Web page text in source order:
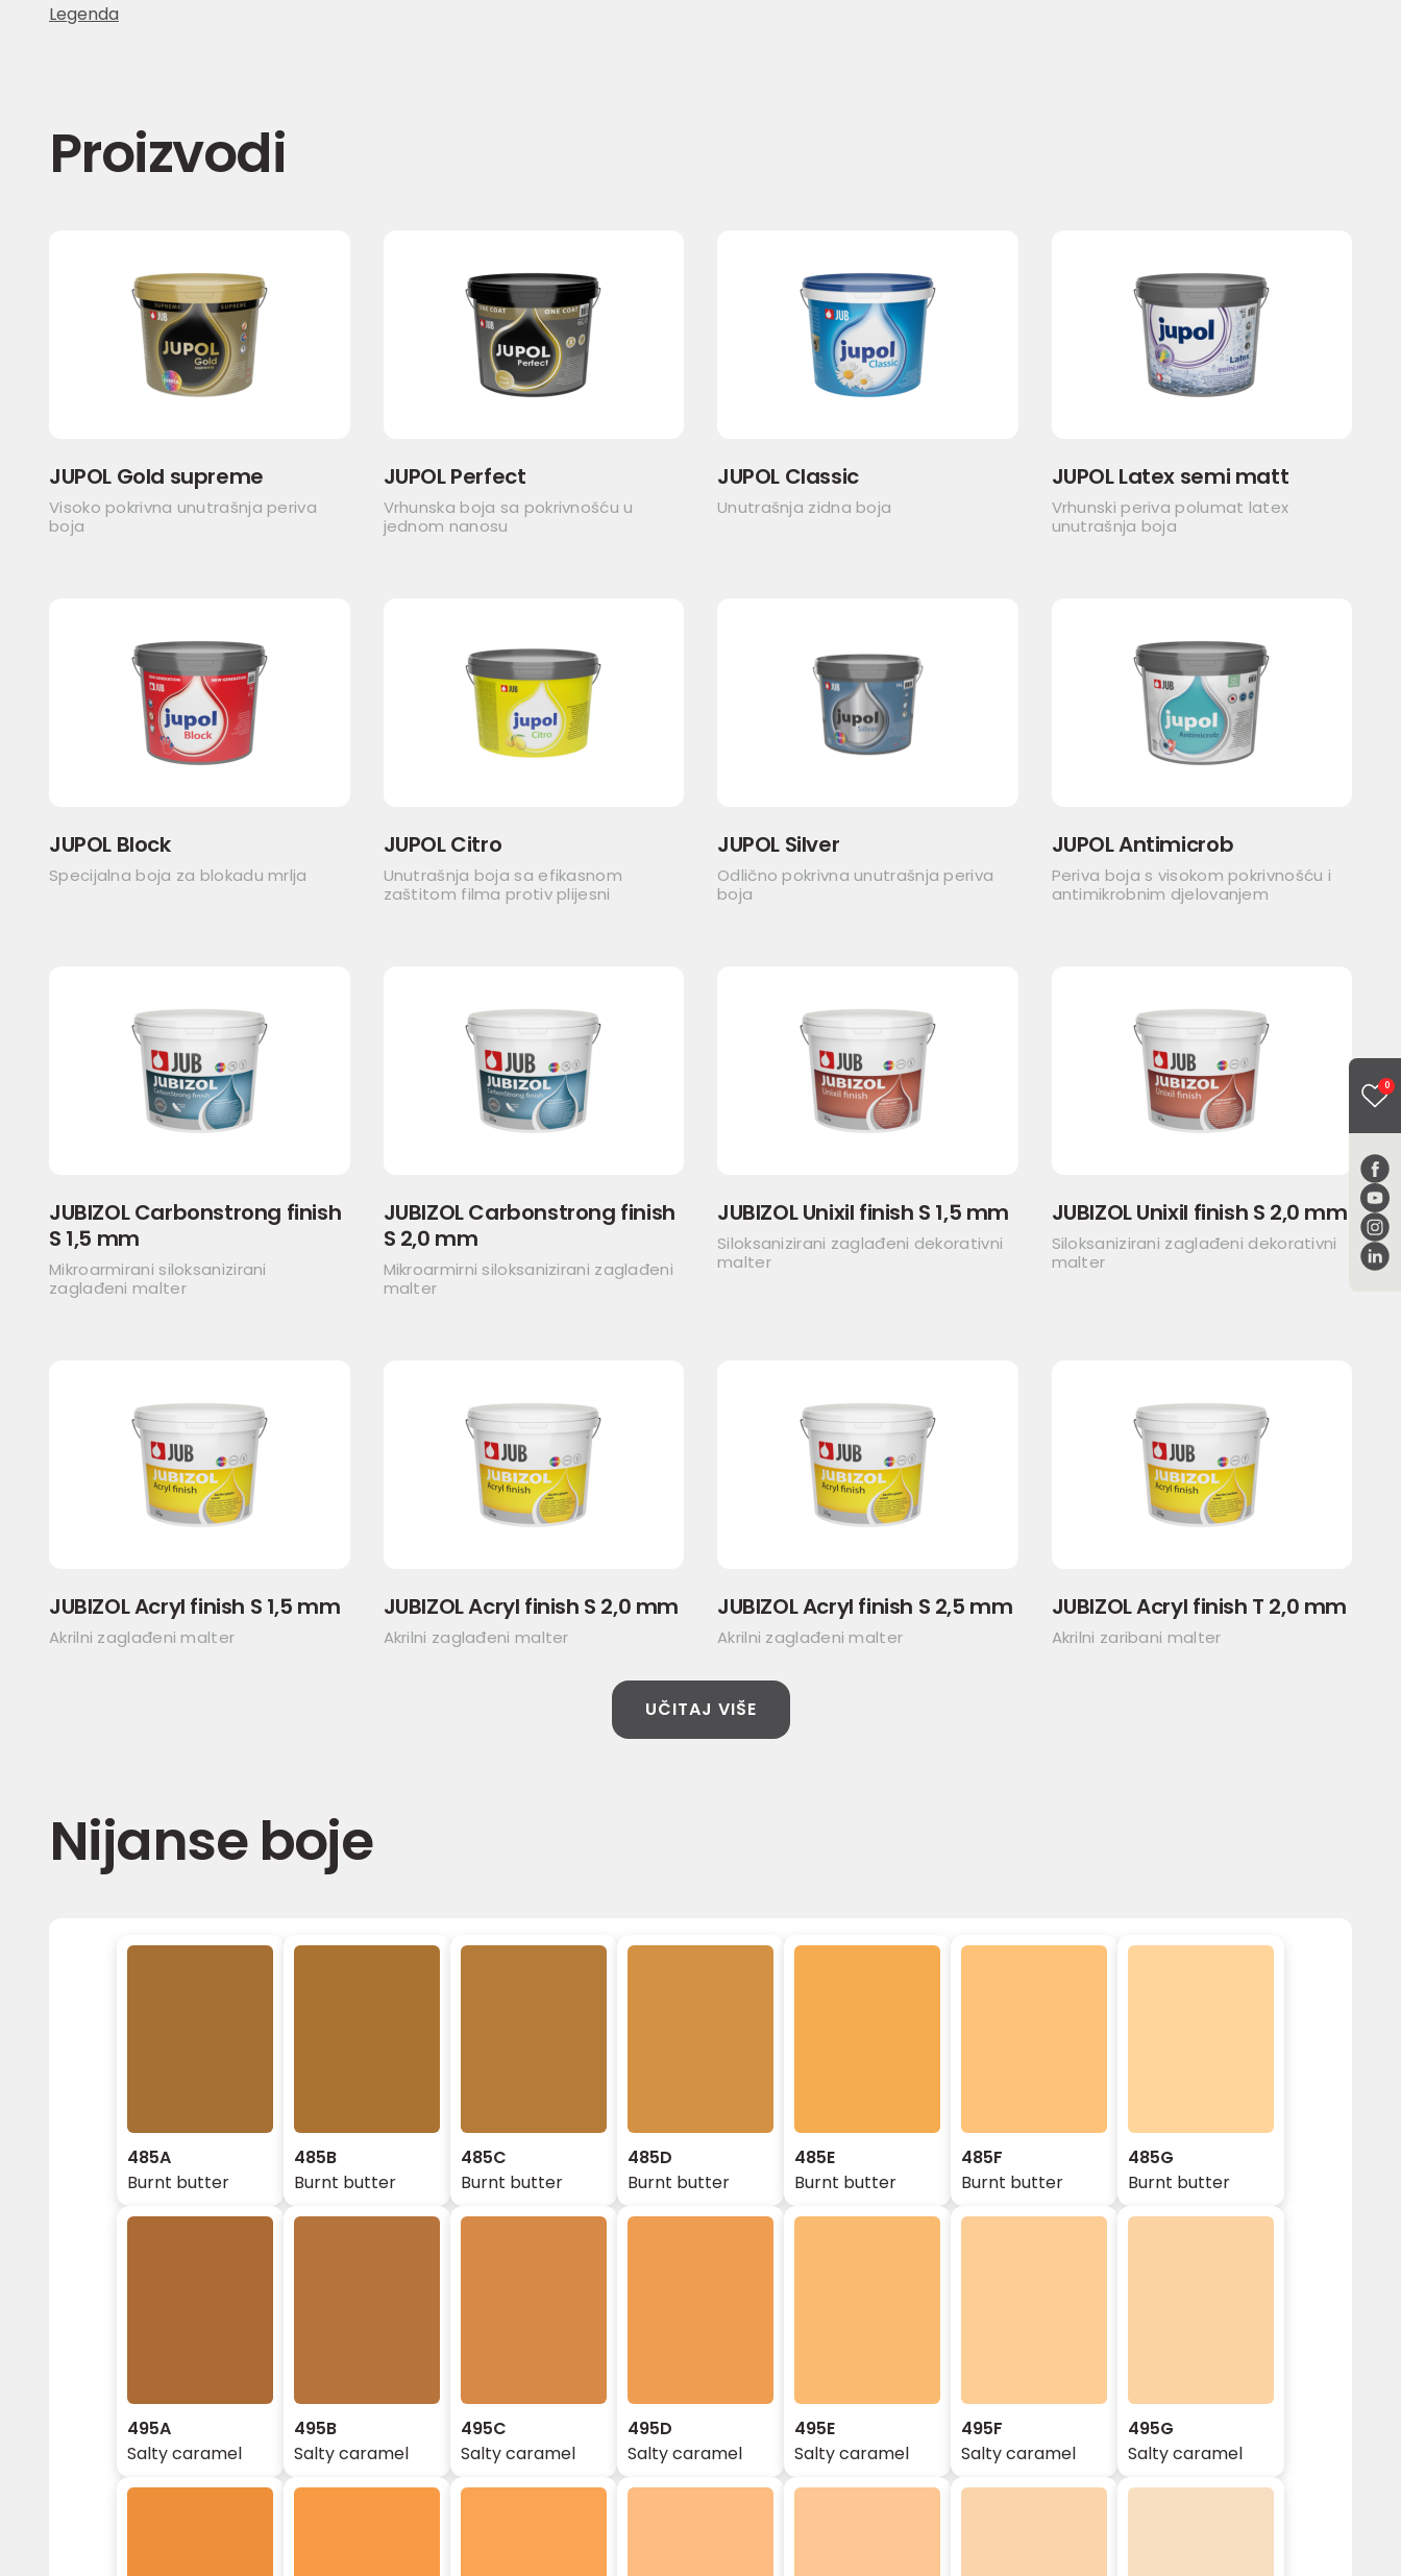
0
Legenda
Proizvodi
JUPOL Gold supreme
Visoko pokrivna unutrašnja periva
boja
JUPOL Perfect
Vrhunska boja sa pokrivnošću u
jednom nanosu
JUPOL Classic
Unutrašnja zidna boja
JUPOL Latex semi matt
Vrhunski periva polumat latex
unutrašnja boja
JUPOL Block
Specijalna boja za blokadu mrlja
JUPOL Citro
Unutrašnja boja sa efikasnom
zaštitom filma protiv plijesni
JUPOL Silver
Odlično pokrivna unutrašnja periva
boja
JUPOL Antimicrob
Periva boja s visokom pokrivnošću i
antimikrobnim djelovanjem
JUBIZOL Carbonstrong finish
S 1,5 mm
Mikroarmirani siloksanizirani
zaglađeni malter
JUBIZOL Carbonstrong finish
S 2,0 mm
Mikroarmirni siloksanizirani zaglađeni
malter
JUBIZOL Unixil finish S 1,5 mm
Siloksanizirani zaglađeni dekorativni
malter
JUBIZOL Unixil finish S 2,0 mm
Siloksanizirani zaglađeni dekorativni
malter
JUBIZOL Acryl finish S 1,5 mm
Akrilni zaglađeni malter
JUBIZOL Acryl finish S 2,0 mm
Akrilni zaglađeni malter
JUBIZOL Acryl finish S 2,5 mm
Akrilni zaglađeni malter
JUBIZOL Acryl finish T 2,0 mm
Akrilni zaribani malter
UČITAJ VIŠE
Nijanse boje
485A
Burnt butter
485B
Burnt butter
485C
Burnt butter
485D
Burnt butter
485E
Burnt butter
485F
Burnt butter
485G
Burnt butter
495A
Salty caramel
495B
Salty caramel
495C
Salty caramel
495D
Salty caramel
495E
Salty caramel
495F
Salty caramel
495G
Salty caramel